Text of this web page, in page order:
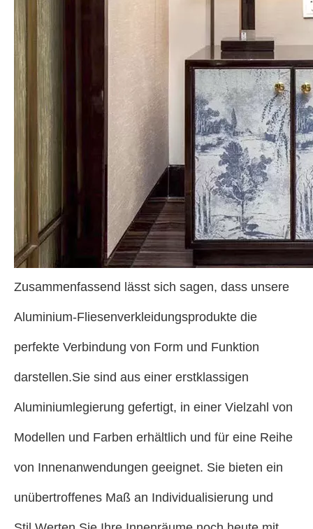
Zusammenfassend lässt sich sagen, dass unsere
Aluminium-Fliesenverkleidungsprodukte die
perfekte Verbindung von Form und Funktion
darstellen.Sie sind aus einer erstklassigen
Aluminiumlegierung gefertigt, in einer Vielzahl von
Modellen und Farben erhältlich und für eine Reihe
von Innenanwendungen geeignet. Sie bieten ein
unübertroffenes Maß an Individualisierung und